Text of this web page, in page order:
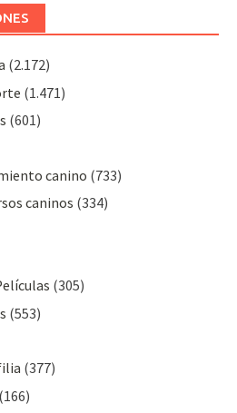
(2.172)
(1.471)
(601)
canino (733)
caninos (334)
(305)
(553)
(377)
(166)